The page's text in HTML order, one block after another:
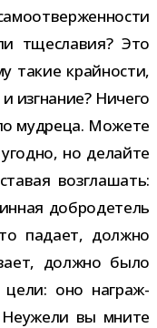
тще­сла­вия? Это
такие край­но­сти,
изгна­ние? Ничего
муд­реца. Можете
но делайте
воз­гла­шать:
доб­ро­де­тель
падает, должно
должно было
цели: оно награж­
Неужели вы мните